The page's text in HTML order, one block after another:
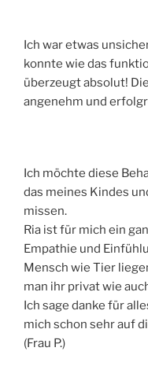
Ich war etwas
konnte wie das
überzeugt absolut!
angenehm und
Ich möchte diese
das meines Kindes
missen.
Ria ist für mich ein
Empathie und
Mensch wie Tier
man ihr privat wie
Ich sage danke für
mich schon sehr auf
(Frau P.)